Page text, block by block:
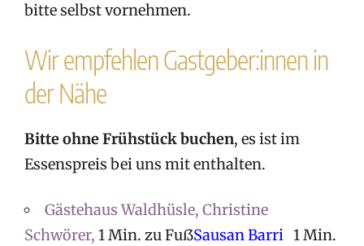
bitte selbst vornehmen.
Wir empfehlen Gastgeber:innen in
der Nähe
Bitte ohne Frühstück buchen, es ist im
Essenspreis bei uns mit enthalten.
Gästehaus Waldhüsle, Christine
Schwörer, 1 Min. zu FußSausan Barri1 Min.